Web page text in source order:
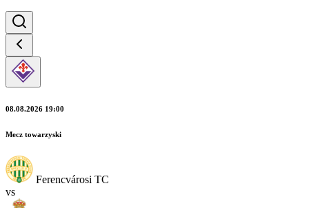
08.08.2026 19:00
Mecz towarzyski
Ferencvárosi TC
vs